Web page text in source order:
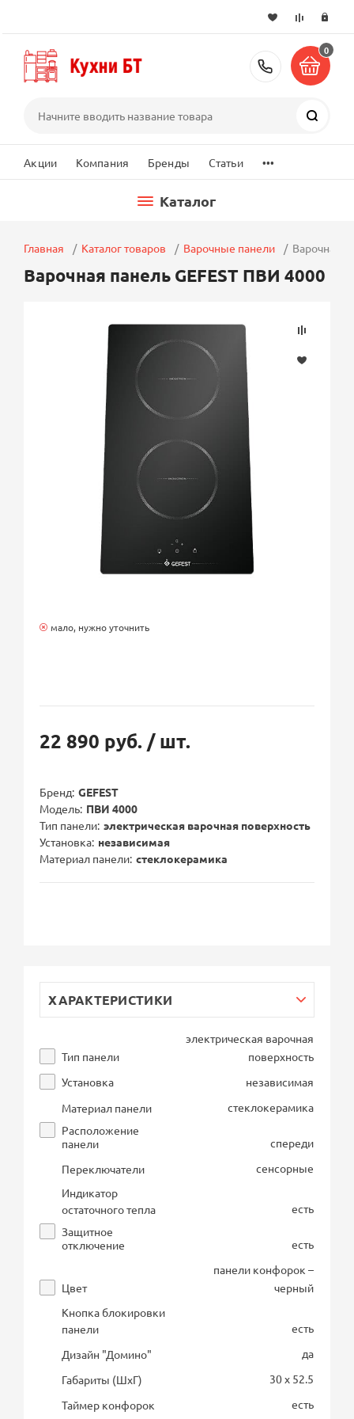
+7 (495)
0
Акции Компания Бренды Статьи ...
Каталог
Главная Каталог товаров Варочные панели Варочная
Варочная панель GEFEST ПВИ 4000
мало, нужно уточнить
22 890 руб. / шт.
Бренд GEFEST
Модель ПВИ 4000
Тип панели электрическая варочная поверхность
Установка независимая
Материал панели стеклокерамика
ХАРАКТЕРИСТИКИ
Тип панели
электрическая варочная
поверхность
Установка
независимая
Материал панели
стеклокерамика
Расположение
панели
спереди
Переключатели
сенсорные
Индикатор
остаточного тепла
есть
Защитное
отключение
есть
Цвет
панели конфорок –
черный
Кнопка блокировки
панели
есть
Дизайн "Домино"
да
Габариты (ШхГ)
30 x 52.5
Таймер конфорок
есть